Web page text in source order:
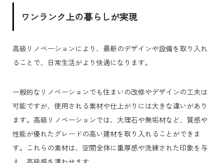
ワンランク上の暮らしが実現
高級リノベーションにより、最新のデザインや設備を取り入れ
ることで、日常生活がより快適になります。
一般的なリノベーションでも住まいの改修やデザインの工夫は
可能ですが、使用される素材や仕上がりには大きな違いがあり
ます。高級リノベーションでは、大理石や無垢材など、質感や
性能が優れたグレードの高い建材を取り入れることができま
す。これらの素材は、空間全体に重厚感や洗練された印象を与